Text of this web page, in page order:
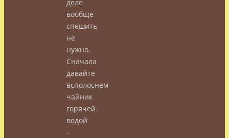
деле
вообще
спешить
не
нужно.
Сначала
давайте
всполоснем
чайник
горячей
водой
–